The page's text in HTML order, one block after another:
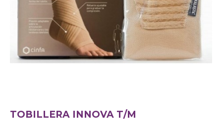
TOBILLERA INNOVA T/M